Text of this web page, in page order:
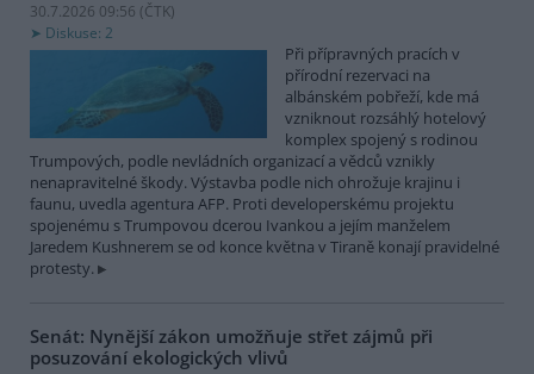
30.7.2026 09:56 (ČTK)
Diskuse: 2
Při přípravných pracích v
přírodní rezervaci na
albánském pobřeží, kde má
vzniknout rozsáhlý hotelový
komplex spojený s rodinou
Trumpových, podle nevládních organizací a vědců vznikly
nenapravitelné škody. Výstavba podle nich ohrožuje krajinu i
faunu, uvedla agentura AFP. Proti developerskému projektu
spojenému s Trumpovou dcerou Ivankou a jejím manželem
Jaredem Kushnerem se od konce května v Tiraně konají pravidelné
protesty.
Senát: Nynější zákon umožňuje střet zájmů při
posuzování ekologických vlivů